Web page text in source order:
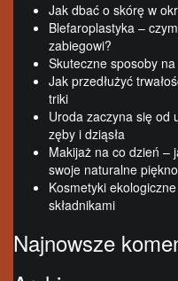
Jak dbać o skórę w
Blefaroplastyka –
zabiegowi?
Skuteczne sposoby
Jak przedłużyć
triki
Uroda zaczyna się od
zęby i dziąsła
Makijaż na co dzień –
swoje naturalne
Kosmetyki
składnikami
Najnowsze